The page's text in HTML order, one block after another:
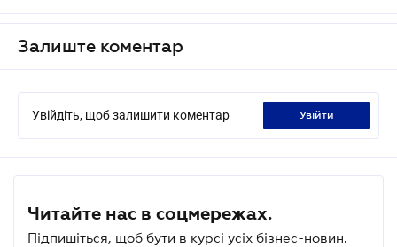
Залиште коментар
Увійдіть, щоб залишити коментар увійти
Читайте нас в соцмережах.
Підпишіться, щоб бути в курсі усіх бізнес-новин.